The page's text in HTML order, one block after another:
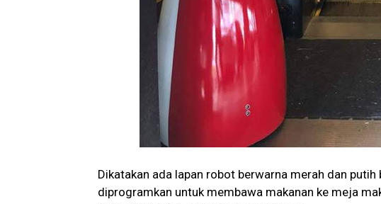
Dikatakan ada lapan robot berwarna merah dan
diprogramkan untuk membawa makanan ke meja